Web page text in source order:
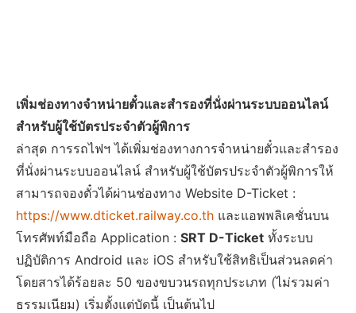
เพิ่มช่องทางจำหน่ายตั๋วและสำรองที่นั่งผ่านระบบออนไลน์
สำหรับผู้ใช้บัตรประจำตัวผู้พิการ
ล่าสุด การรถไฟฯ ได้เพิ่มช่องทางการจำหน่ายตั๋วและสำรอง
ที่นั่งผ่านระบบออนไลน์ สำหรับผู้ใช้บัตรประจำตัวผู้พิการให้
สามารถจองตั๋วได้ผ่านช่องทาง Website D-Ticket :
https://www.dticket.railway.co.th และแอพพลิเคชั่นบน
โทรศัพท์มือถือ Application : SRT D-Ticket ทั้งระบบ
ปฏิบัติการ Android และ iOS สำหรับใช้สิทธิเป็นส่วนลดค่า
โดยสารได้ร้อยละ 50 ของขบวนรถทุกประเภท (ไม่รวมค่า
ธรรมเนียม) เริ่มตั้งแต่บัดนี้ เป็นต้นไป